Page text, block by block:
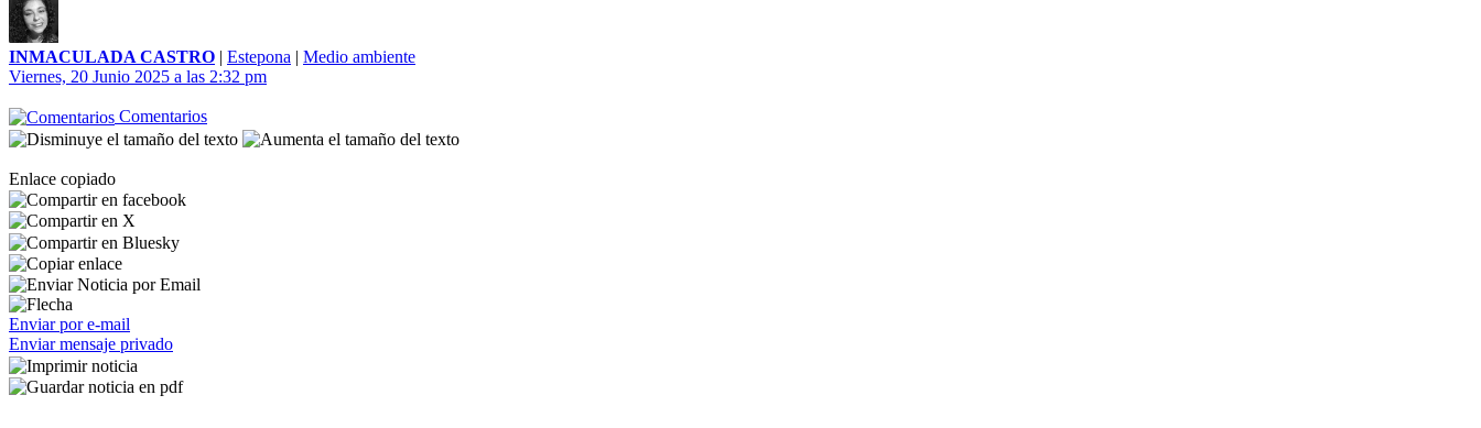
INMACULADA CASTRO | Estepona | Medio ambiente
Viernes, 20 Junio 2025 a las 2:32 pm
Comentarios
Enlace copiado
Enviar por e-mail
Enviar mensaje privado